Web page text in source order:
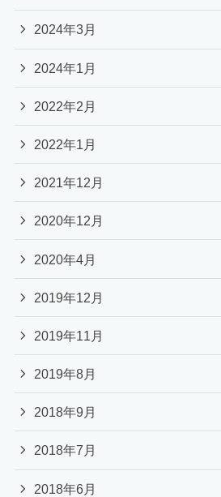
2024年3月
2024年1月
2022年2月
2022年1月
2021年12月
2020年12月
2020年4月
2019年12月
2019年11月
2019年8月
2018年9月
2018年7月
2018年6月